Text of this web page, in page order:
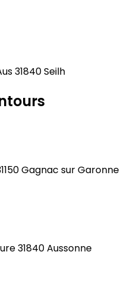
31840 Seilh
Gagnac sur Garonne
31840 Aussonne